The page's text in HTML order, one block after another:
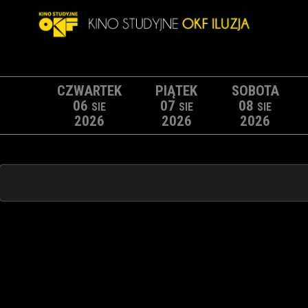
CZWARTEK
06 SIE
2026
PIĄTEK
07 SIE
2026
SOBOTA
08 SIE
2026